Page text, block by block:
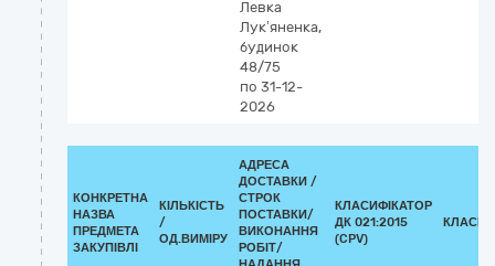
Левка
Лук’яненка,
будинок
48/75
по 31-12-
2026
КОНКРЕТНА
НАЗВА
ПРЕДМЕТА
ЗАКУПІВЛІ
КІЛЬКІСТЬ
/
ОД.ВИМІРУ
АДРЕСА
ДОСТАВКИ /
СТРОК
ПОСТАВКИ/
ВИКОНАННЯ
РОБІТ/
КЛАСИФІКАТОР
ДК 021:2015
(CPV)